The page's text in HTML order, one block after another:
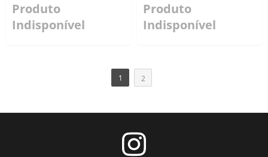
Produto
Indisponível
Produto
Indisponível
1 2